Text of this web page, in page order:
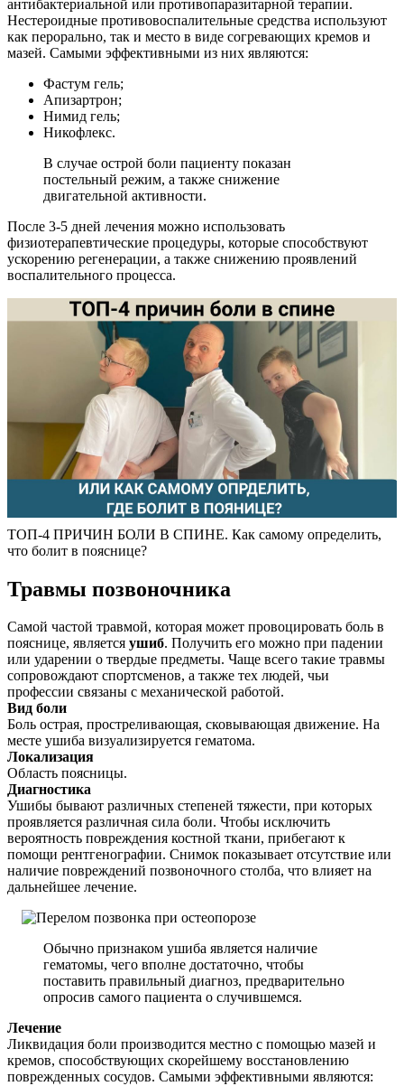
антибактериальной или противопаразитарной терапии.
Нестероидные противовоспалительные средства используют
как перорально, так и место в виде согревающих кремов и
мазей. Самыми эффективными из них являются:
Фастум гель;
Апизартрон;
Нимид гель;
Никофлекс.
В случае острой боли пациенту показан
постельный режим, а также снижение
двигательной активности.
После 3-5 дней лечения можно использовать
физиотерапевтические процедуры, которые способствуют
ускорению регенерации, а также снижению проявлений
воспалительного процесса.
ТОП-4 ПРИЧИН БОЛИ В СПИНЕ. Как самому определить,
что болит в пояснице?
Травмы позвоночника
Самой частой травмой, которая может провоцировать боль в
пояснице, является ушиб. Получить его можно при падении
или ударении о твердые предметы. Чаще всего такие травмы
сопровождают спортсменов, а также тех людей, чьи
профессии связаны с механической работой.
Вид боли
Боль острая, простреливающая, сковывающая движение. На
месте ушиба визуализируется гематома.
Локализация
Область поясницы.
Диагностика
Ушибы бывают различных степеней тяжести, при которых
проявляется различная сила боли. Чтобы исключить
вероятность повреждения костной ткани, прибегают к
помощи рентгенографии. Снимок показывает отсутствие или
наличие повреждений позвоночного столба, что влияет на
дальнейшее лечение.
Обычно признаком ушиба является наличие
гематомы, чего вполне достаточно, чтобы
поставить правильный диагноз, предварительно
опросив самого пациента о случившемся.
Лечение
Ликвидация боли производится местно с помощью мазей и
кремов, способствующих скорейшему восстановлению
поврежденных сосудов. Самыми эффективными являются: